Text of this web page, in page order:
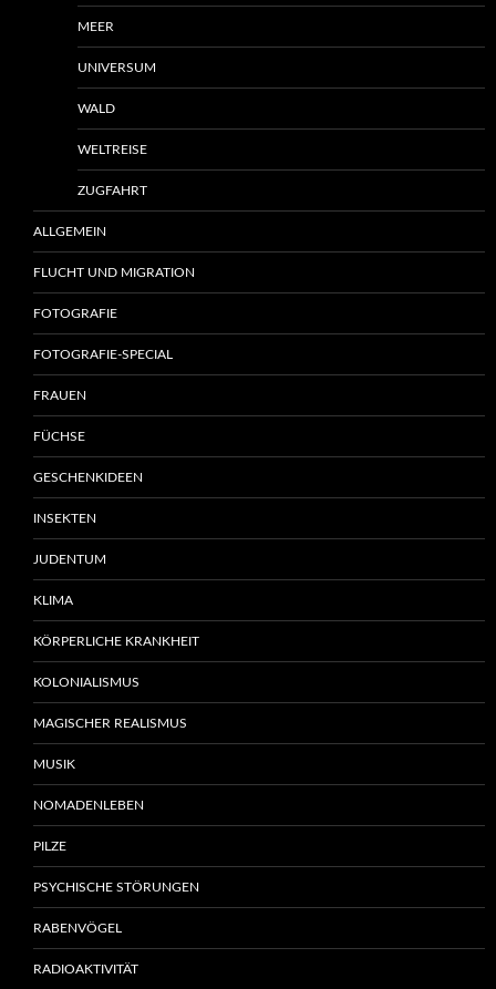
MEER
UNIVERSUM
WALD
WELTREISE
ZUGFAHRT
ALLGEMEIN
FLUCHT UND MIGRATION
FOTOGRAFIE
FOTOGRAFIE-SPECIAL
FRAUEN
FÜCHSE
GESCHENKIDEEN
INSEKTEN
JUDENTUM
KLIMA
KÖRPERLICHE KRANKHEIT
KOLONIALISMUS
MAGISCHER REALISMUS
MUSIK
NOMADENLEBEN
PILZE
PSYCHISCHE STÖRUNGEN
RABENVÖGEL
RADIOAKTIVITÄT